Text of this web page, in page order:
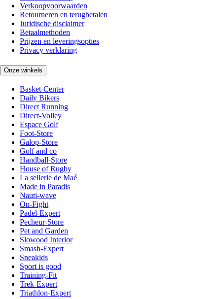
Verkoopvoorwaarden
Retourneren en terugbetalen
Juridische disclaimer
Betaalmethoden
Prijzen en leveringsopties
Privacy verklaring
Onze winkels
Basket-Center
Daily Bikers
Direct Running
Direct-Volley
Espace Golf
Foot-Store
Galop-Store
Golf and co
Handball-Store
House of Rugby
La sellerie de Maé
Made in Paradis
Nauti-wave
On-Fight
Padel-Expert
Pecheur-Store
Pet and Garden
Slowood Interior
Smash-Expert
Sneakids
Sport is good
Training-Fit
Trek-Expert
Triathlon-Expert